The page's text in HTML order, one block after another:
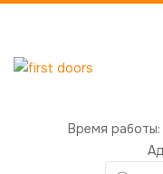
Время работы: